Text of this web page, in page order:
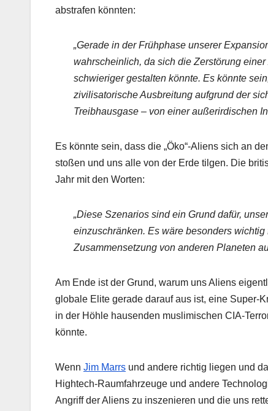
abstrafen könnten:
„Gerade in der Frühphase unserer
wahrscheinlich, da sich die Zerstörung
schwieriger gestalten könnte. Es könnte
zivilisatorische Ausbreitung aufgrund der
Treibhausgase – von einer außerirdischen
Es könnte sein, dass die „Öko“-Aliens sich an
stoßen und uns alle von der Erde tilgen. Die
Jahr mit den Worten:
„Diese Szenarios sind ein Grund dafür,
einzuschränken. Es wäre besonders
Zusammensetzung von anderen Planeten
Am Ende ist der Grund, warum uns Aliens
globale Elite gerade darauf aus ist, eine Super-
in der Höhle hausenden muslimischen CIA-
könnte.
Wenn Jim Marrs und andere richtig liegen und
Hightech-Raumfahrzeuge und andere
Angriff der Aliens zu inszenieren und die uns